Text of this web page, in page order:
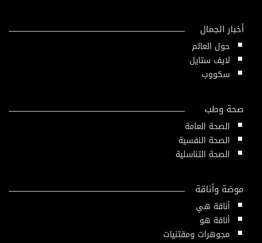
أخبار الجمال
حول العالم
لايف ستايل
سكووب
صحة وطب
الصحة العامة
الصحة النفسية
الصحة التناسلية
موضة وأناقة
أناقة هي
أناقة هو
مجوهرات ومقتنيات